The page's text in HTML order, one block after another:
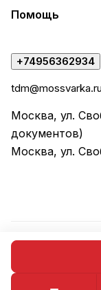
Помощь
+74956362934
tdm@mossvarka.ru
Москва, ул.
документов)
Москва, ул.
© 2026 ООО "ТД